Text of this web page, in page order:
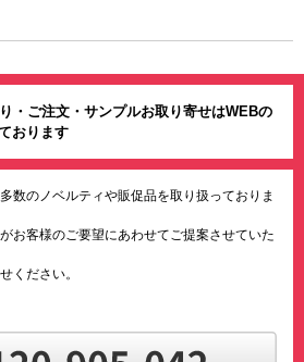
・ご注文・サンプルお取り寄せはWEBの
おります
数のノベルティや販促品を取り扱っておりま
お客様のご要望にあわせてご提案させていた
ください。